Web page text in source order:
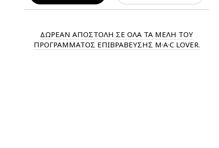
ΔΩΡΕΑΝ ΑΠΟΣΤΟΛΗ ΣΕ ΟΛΑ ΤΑ ΜΕΛΗ ΤΟΥ
ΠΡΟΓΡΑΜΜΑΤΟΣ ΕΠΙΒΡΑΒΕΥΣΗΣ M·A·C LOVER.